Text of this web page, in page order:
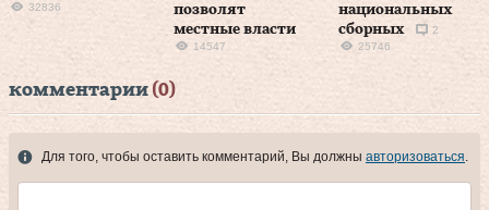
32836
позволят
местные власти
14547
национальных
сборных
2
25746
комментарии (0)
Для того, чтобы оставить комментарий, Вы должны авторизоваться.